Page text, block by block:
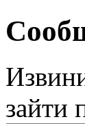
зайти